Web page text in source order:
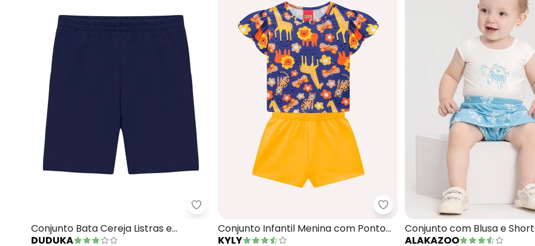
Duduka - Conjunto Bata Cereja Listras e Bermuda (Azul )
Conjunto Bata Cereja Listras e
Bermuda (Azul )
DUDUKA
Kyly - Conjunto Infantil Menina
Conjunto Infantil Menina com Ponto
Concha (Azul)
KYLY
Conjunto com Blusa e
Estampado (Azul)
ALAKAZOO